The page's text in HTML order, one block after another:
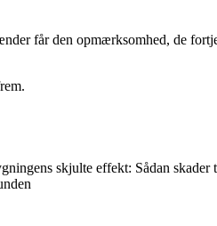
får den opmærksomhed, de
skjulte effekt: Sådan